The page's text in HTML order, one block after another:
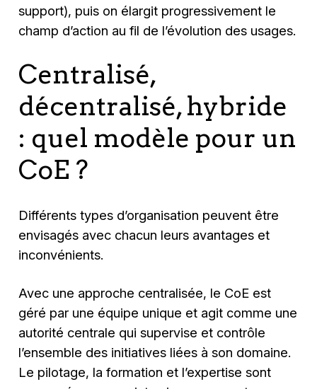
support), puis on élargit progressivement le
champ d’action au fil de l’évolution des usages.
Centralisé,
décentralisé, hybride
: quel modèle pour un
CoE ?
Différents types d’organisation peuvent être
envisagés avec chacun leurs avantages et
inconvénients.
Avec une approche centralisée, le CoE est
géré par une équipe unique et agit comme une
autorité centrale qui supervise et contrôle
l’ensemble des initiatives liées à son domaine.
Le pilotage, la formation et l’expertise sont